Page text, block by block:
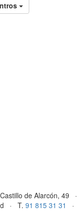
de Alarcón, 49 ·
· T. 91 815 31 31
·